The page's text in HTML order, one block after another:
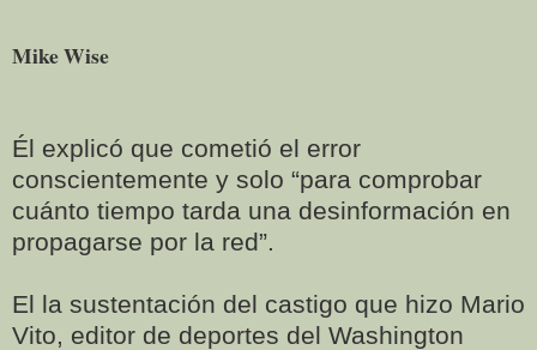
Mike Wise
Él explicó que cometió el error
conscientemente y solo “para comprobar
cuánto tiempo tarda una desinformación en
propagarse por la red”.
El la sustentación del castigo que hizo Mario
Vito, editor de deportes del Washington